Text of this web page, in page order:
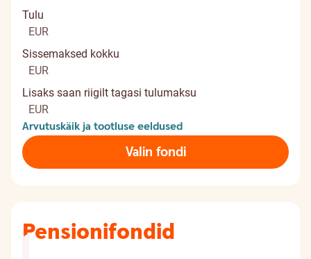
Tulu
EUR
Sissemaksed kokku
EUR
Lisaks saan riigilt tagasi tulumaksu
EUR
Arvutuskäik ja tootluse eeldused
Valin fondi
Pensionifondid